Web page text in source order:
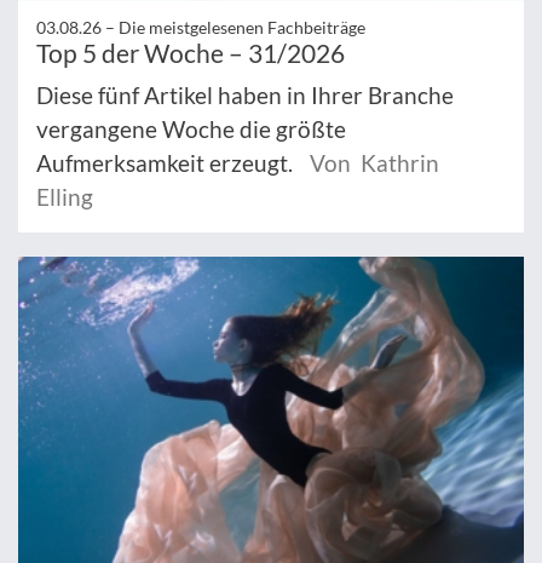
03.08.26 – Die meistgelesenen Fachbeiträge
Top 5 der Woche – 31/2026
Diese fünf Artikel haben in Ihrer Branche
vergangene Woche die größte
Aufmerksamkeit erzeugt.
Von Kathrin
Elling